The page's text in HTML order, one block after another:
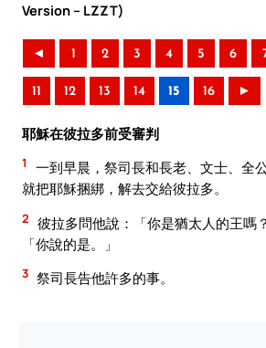
Version – LZZT)
◄ 1 2 3 4 5 6
11 12 13 14 15 16 ►
耶穌在彼拉多前受審判
1
一到早晨，祭司長和長老、文士、全
就把耶穌捆綁，解去交給彼拉多。
2 彼拉多問他說：「你是猶太人的王嗎
「你說的是。」
3 祭司長告他許多的事。